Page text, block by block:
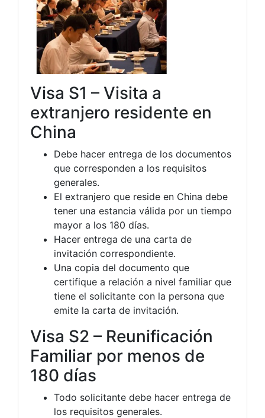
Visa S1 – Visita a
extranjero residente en
China
Debe hacer entrega de los documentos
que corresponden a los requisitos
generales.
El extranjero que reside en China debe
tener una estancia válida por un tiempo
mayor a los 180 días.
Hacer entrega de una carta de
invitación correspondiente.
Una copia del documento que
certifique a relación a nivel familiar que
tiene el solicitante con la persona que
emite la carta de invitación.
Visa S2 – Reunificación
Familiar por menos de
180 días
Todo solicitante debe hacer entrega de
los requisitos generales.